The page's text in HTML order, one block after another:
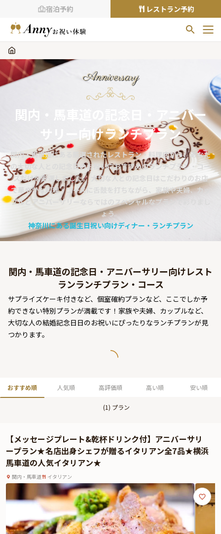
宿泊予約 レストラン予約
お気に入りの登録がありません
をクリックすることで
お気に入りに追加できます。
閲覧履歴
閲覧履歴はありません
過去に見たお店が最大10件まで表示されます。
10件を超えると、古いものから順に削除されます。
TOP
Annyお祝い体験について
Annyお祝いアイテムについて
よくあるご質問
Anniversary
関内・馬車道の記念日・アニバー
サリー向けランチプラン
関内・馬車道にある厳選されたレストラン・料理店から、あなた
の大切な人との記念日のお祝いにおすすめのランチプラン・コー
スだけを厳選しました。 大切な人との記念日はこだわりのお店
で華やかな料理・コースに舌鼓を打ちながら、家族や夫婦、カッ
プルとアニバーサリーならではのスペシャルなプランで彩りまし
ょう。
神奈川にある誕生日祝い向けディナー・ランチプラン
関内・馬車道の記念日・アニバーサリー向けレスト
ランランチプラン・コース
サプライズケーキ付きなど、個室確約プランなど、ここでしか予
約できない特別プランが満載です！家族や夫婦、カップルなど、
大切な人の結婚記念日日のお祝いにぴったりなランチプランが見
つかります。
おすすめ順 人気順 高評価順 高い順 安い順
(1) プラン
【メッセージプレート&乾杯ドリンク付】アニバーサリ
ープラン★名店出身シェフが贈るイタリアン全7品★横浜
馬車道の人気イタリアン★
関内・馬車道 イタリアン